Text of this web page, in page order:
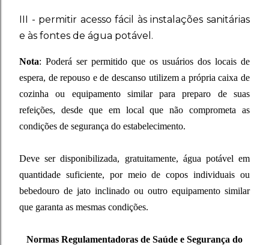
III - permitir acesso fácil às instalações sanitárias
e às fontes de água potável.
Nota: Poderá ser permitido que os usuários dos locais de
espera, de repouso e de descanso utilizem a própria caixa de
cozinha ou equipamento similar para preparo de suas
refeições, desde que em local que não comprometa as
condições de segurança do estabelecimento.
Deve ser disponibilizada, gratuitamente, água potável em
quantidade suficiente, por meio de copos individuais ou
bebedouro de jato inclinado ou outro equipamento similar
que garanta as mesmas condições.
Normas Regulamentadoras de Saúde e Segurança do